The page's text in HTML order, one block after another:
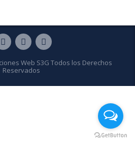
Web S3G Todos los Derechos
Reservados